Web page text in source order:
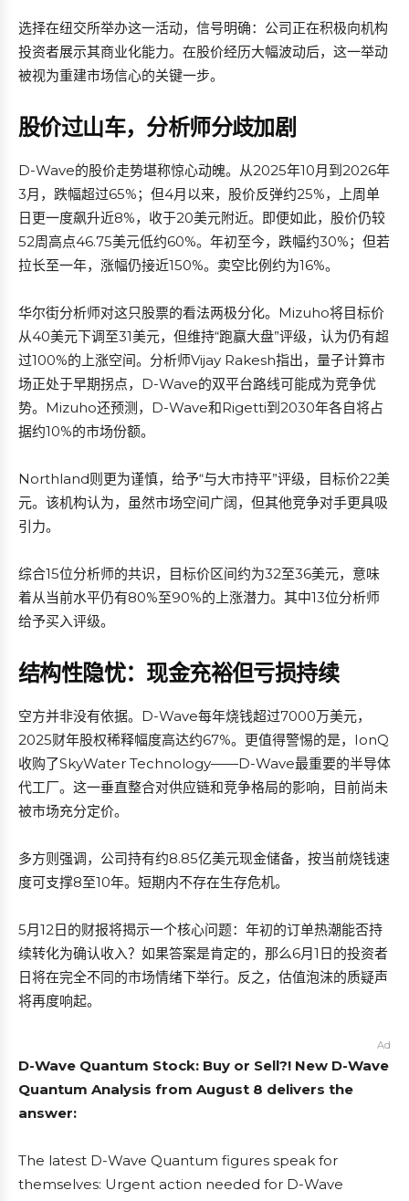
选择在纽交所举办这一活动，信号明确：公司正在积极向机构
投资者展示其商业化能力。在股价经历大幅波动后，这一举动
被视为重建市场信心的关键一步。
股价过山车，分析师分歧加剧
D-Wave的股价走势堪称惊心动魄。从2025年10月到2026年
3月，跌幅超过65%；但4月以来，股价反弹约25%，上周单
日更一度飙升近8%，收于20美元附近。即便如此，股价仍较
52周高点46.75美元低约60%。年初至今，跌幅约30%；但若
拉长至一年，涨幅仍接近150%。卖空比例约为16%。
华尔街分析师对这只股票的看法两极分化。Mizuho将目标价
从40美元下调至31美元，但维持“跑赢大盘”评级，认为仍有超
过100%的上涨空间。分析师Vijay Rakesh指出，量子计算市
场正处于早期拐点，D-Wave的双平台路线可能成为竞争优
势。Mizuho还预测，D-Wave和Rigetti到2030年各自将占
据约10%的市场份额。
Northland则更为谨慎，给予“与大市持平”评级，目标价22美
元。该机构认为，虽然市场空间广阔，但其他竞争对手更具吸
引力。
综合15位分析师的共识，目标价区间约为32至36美元，意味
着从当前水平仍有80%至90%的上涨潜力。其中13位分析师
给予买入评级。
结构性隐忧：现金充裕但亏损持续
空方并非没有依据。D-Wave每年烧钱超过7000万美元，
2025财年股权稀释幅度高达约67%。更值得警惕的是，IonQ
收购了SkyWater Technology——D-Wave最重要的半导体
代工厂。这一垂直整合对供应链和竞争格局的影响，目前尚未
被市场充分定价。
多方则强调，公司持有约8.85亿美元现金储备，按当前烧钱速
度可支撑8至10年。短期内不存在生存危机。
5月12日的财报将揭示一个核心问题：年初的订单热潮能否持
续转化为确认收入？如果答案是肯定的，那么6月1日的投资者
日将在完全不同的市场情绪下举行。反之，估值泡沫的质疑声
将再度响起。
Ad
D-Wave Quantum Stock: Buy or Sell?! New D-Wave
Quantum Analysis from August 8 delivers the
answer:
The latest D-Wave Quantum figures speak for
themselves: Urgent action needed for D-Wave